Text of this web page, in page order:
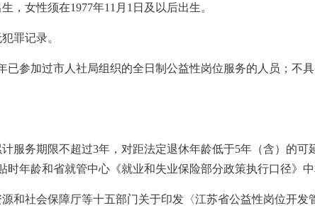
，女性须在1977年11月1日及以后出生。
罪记录。
已参加过市人社局组织的全日制公益性岗位服务的人员；不
服务期限不超过3年，对距法定退休年龄低于5年（含）的可
年龄和省就管中心《就业和失业保险部分政策执行口径》中
和社会保障厅等十五部门关于印发〈江苏省公益性岗位开发